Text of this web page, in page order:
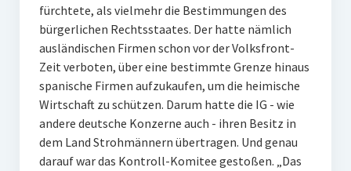
fürchtete, als vielmehr die Bestimmungen des
bürgerlichen Rechtsstaates. Der hatte nämlich
ausländischen Firmen schon vor der Volksfront-
Zeit verboten, über eine bestimmte Grenze hinaus
spanische Firmen aufzukaufen, um die heimische
Wirtschaft zu schützen. Darum hatte die IG - wie
andere deutsche Konzerne auch - ihren Besitz in
dem Land Strohmännern übertragen. Und genau
darauf war das Kontroll-Komitee gestoßen. „Das